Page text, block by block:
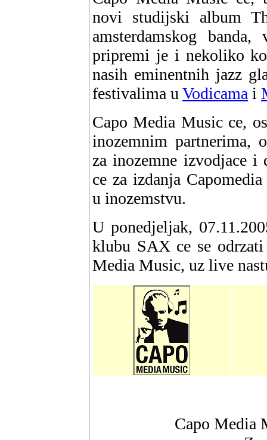
novi studijski album
amsterdamskog
pripremi je i nekoliko
nasih eminentnih jazz
festivalima u Vodicama i
Capo Media Music ce,
inozemnim partnerima,
za inozemne izvodjace i
ce za izdanja
u inozemstvu.
U ponedjeljak,
klubu SAX ce se
Media Music, uz live
Capo Media